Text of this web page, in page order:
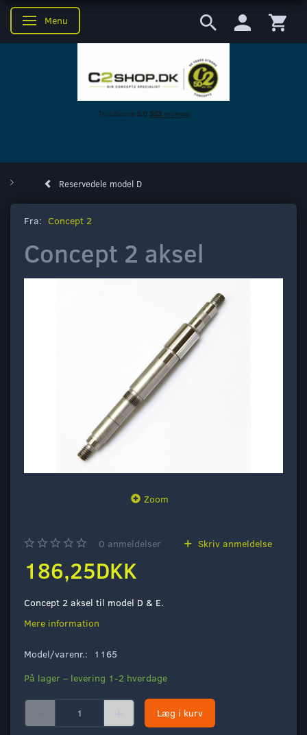
Skifte navigation
Menu
Reservedele model D
Fra: Concept 2
Concept 2 aksel
Zoom
0 anmeldelser Skriv anmeldelse
186,25DKK
Concept 2 aksel til model D & E.
Mere information
Model/varenr.:
1165
På lager – levering 1-2 hverdage
Læg i kurv